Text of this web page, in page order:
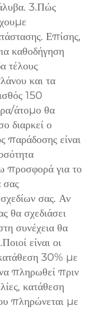
3.Πώς
Επίσης,
καθοδήγηση
τέλους
και τα
150
άτομο θα
διαρκεί ο
παράδοσης είναι
προσφορά για το
σας
σας. Αν
θα σχεδιάσει
συνέχεια θα
είναι οι
30% με
πληρωθεί πριν
κατάθεση
πληρώνεται με